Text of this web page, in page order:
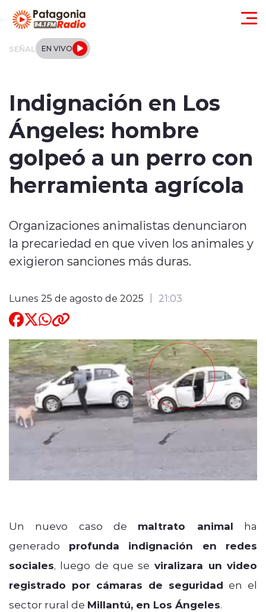
SEÑAL EN VIVO
Regionales
Local
Tendencias
Deportes
Entrevistas
modo claro
Indignación en Los
Ángeles: hombre
golpeó a un perro con
herramienta agrícola
Organizaciones animalistas denunciaron
la precariedad en que viven los animales y
exigieron sanciones más duras.
Lunes 25 de agosto de 2025 21:03
Un nuevo caso de maltrato animal ha
generado profunda indignación en redes
sociales, luego de que se viralizara un video
registrado por cámaras de seguridad en el
sector rural de Millantú, en Los Ángeles.